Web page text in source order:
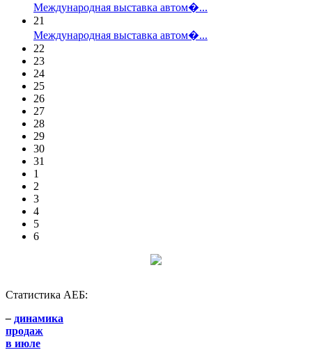
Международная выставка автом�...
21
Международная выставка автом�...
22
23
24
25
26
27
28
29
30
31
1
2
3
4
5
6
Статистика АЕБ:
– динамика
продаж
в июле